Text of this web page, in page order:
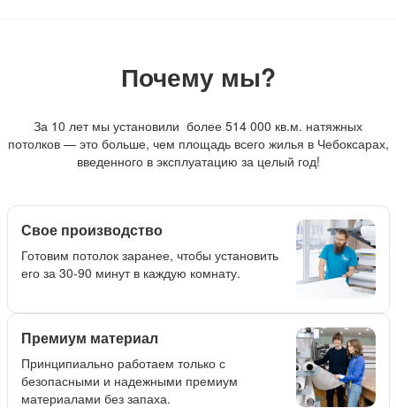
Почему мы?
За 10 лет мы установили более 514 000 кв.м. натяжных
потолков — это больше, чем площадь всего жилья в Чебоксарах,
введенного в эксплуатацию за целый год!
Свое производство
Готовим потолок заранее, чтобы установить
его за 30-90 минут в каждую комнату.
Премиум материал
Принципиально работаем только с
безопасными и надежными премиум
материалами без запаха.